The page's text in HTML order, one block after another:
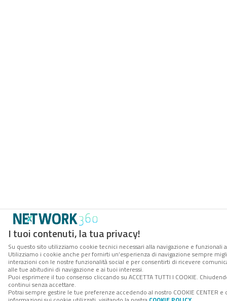
I tuoi contenuti, la tua privacy!
Su questo sito utilizziamo cookie tecnici necessari alla navigazione e funzionali
Utilizziamo i cookie anche per fornirti un’esperienza di navigazione sempre
interazioni con le nostre funzionalità social e per consentirti di ricevere
alle tue abitudini di navigazione e ai tuoi interessi.
Puoi esprimere il tuo consenso cliccando su ACCETTA TUTTI I COOKIE.
continui senza accettare.
Potrai sempre gestire le tue preferenze accedendo al nostro COOKIE CENTER